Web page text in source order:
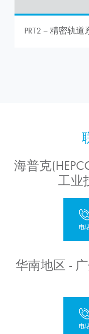
PRT2 – 精密轨道
海普克
工业
华南地区 -